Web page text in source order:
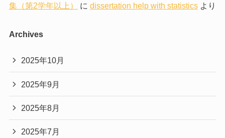
集（第2学年以上）
に dissertation help with statisticsより
Archives
2025年10月
2025年9月
2025年8月
2025年7月